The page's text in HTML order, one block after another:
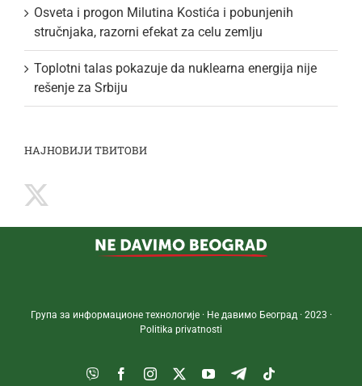
Osveta i progon Milutina Kostića i pobunjenih
stručnjaka, razorni efekat za celu zemlju
Toplotni talas pokazuje da nuklearna energija nije
rešenje za Srbiju
НАЈНОВИЈИ ТВИТОВИ
Група за информационе технологије · Не давимо Београд · 2023 ·
Politika privatnosti
Viber FacebookInstagram
TwitterYouTube
Telegram